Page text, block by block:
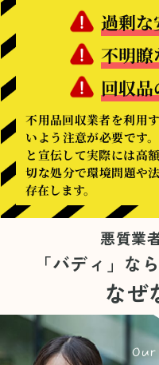
過剰な
不明瞭
回収
不用品回収業者を利用
いよう注意が必要です
と宣伝して実際には高
切な処分で環境問題や
存在します。
悪質業
「バディ」な
なぜ